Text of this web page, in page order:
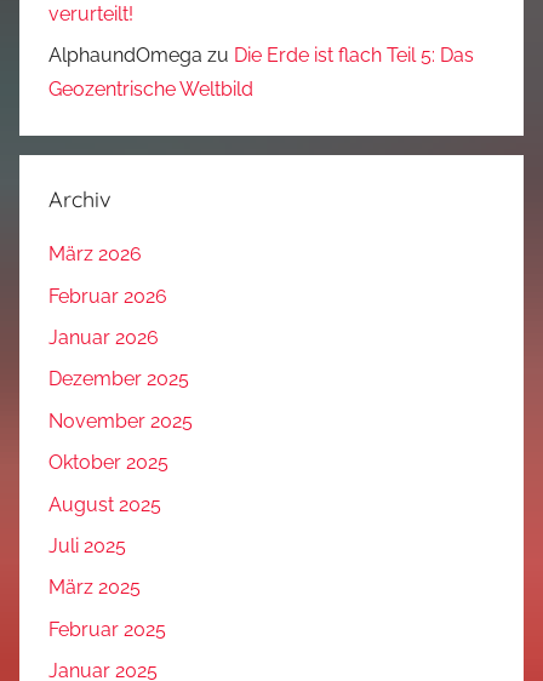
verurteilt!
AlphaundOmega zu Die Erde ist flach Teil 5: Das
Geozentrische Weltbild
Archiv
März 2026
Februar 2026
Januar 2026
Dezember 2025
November 2025
Oktober 2025
August 2025
Juli 2025
März 2025
Februar 2025
Januar 2025